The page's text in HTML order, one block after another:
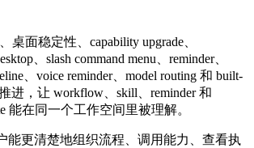
桌面稳定性、capability upgrade、
、slash command menu、reminder、
、voice reminder、model routing 和 built-
进，让 workflow、skill、reminder 和
能在同一个工作空间里被理解。
能更清楚地组织流程、调用能力、查看执